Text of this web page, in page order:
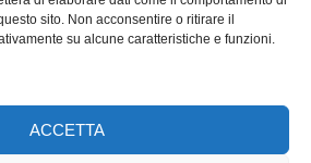
sito. Non acconsentire o ritirare il
su alcune caratteristiche e funzioni.
ACCETTA